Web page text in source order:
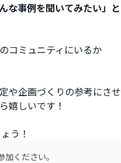
な事例を聞いてみたい」と
コミュニティにいるか
や企画づくりの参考にさせ
嬉しいです！
う！
ください。